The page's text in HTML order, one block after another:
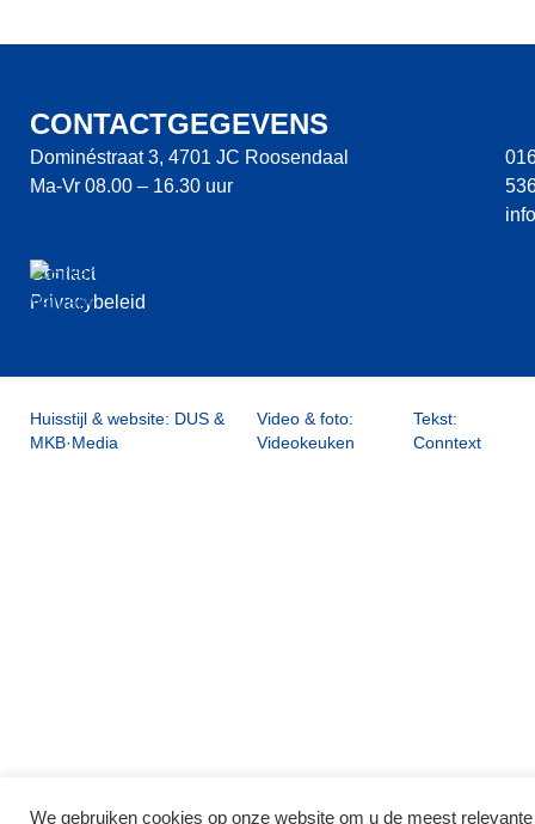
CONTACTGEGEVENS
Dominéstraat 3, 4701 JC Roosendaal
Ma-Vr 08.00 – 16.30 uur
Contact
Privacybeleid
Huisstijl & website: DUS &
MKB·Media
Video & foto:
Videokeuken
Tekst:
Conntext
We gebruiken cookies op onze website om u de meest relevante